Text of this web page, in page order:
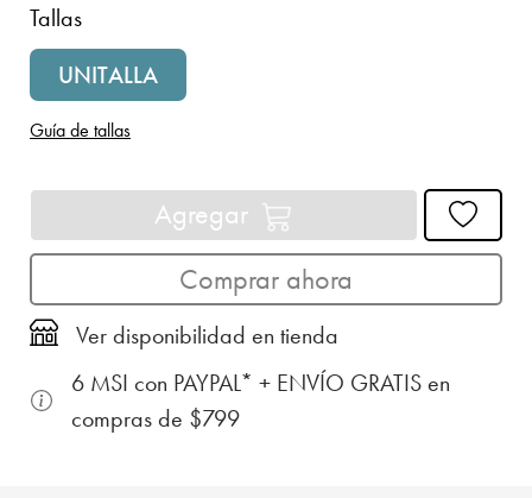
Tallas
UNITALLA
Guía de tallas
Agregar
Comprar ahora
Ver disponibilidad en tienda
6 MSI con PAYPAL* + ENVÍO GRATIS en
compras de $799